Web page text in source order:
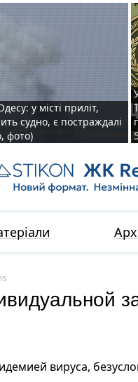
у місті приліт,
судно, є постраждалі
фото)
вируса,